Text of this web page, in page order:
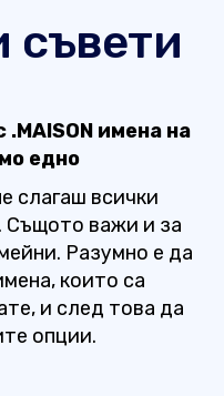
съвети
имена на
едно
слагаш всички
Същото важи и за
Разумно е да
които са
и след това да
опции.